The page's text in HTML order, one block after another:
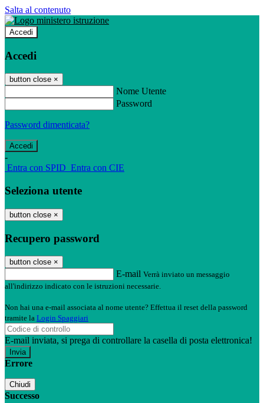
Salta al contenuto
Accedi
Accedi
button close ×
Nome Utente
Password
Password dimenticata?
-
Entra con SPID Entra con CIE
Seleziona utente
button close ×
Recupero password
button close ×
E-mail Verrà inviato un messaggio
all'indirizzo indicato con le istruzioni necessarie.
Non hai una e-mail associata al nome utente? Effettua il reset della password
tramite la Login Spaggiari
E-mail inviata, si prega di controllare la casella di posta elettronica!
Errore
Chiudi
Successo